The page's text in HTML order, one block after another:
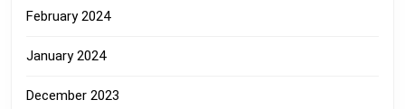
February 2024
January 2024
December 2023